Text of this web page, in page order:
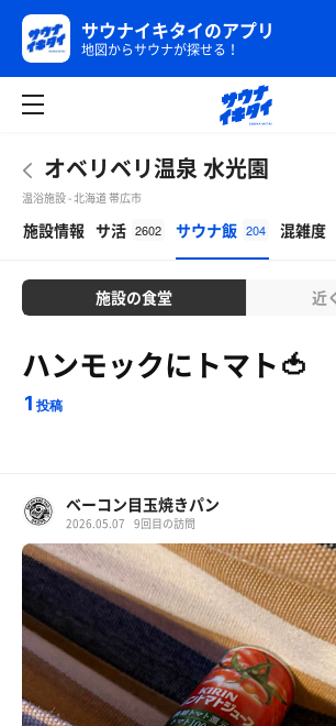
サウナイキタイのアプリ
地図からサウナが探せる！
オベリベリ温泉 水光園
温浴施設 - 北海道 帯広市
施設情報 サ活 2602 サウナ飯 204 混雑度
施設の食堂 近
ハンモックにトマト🍅
1 投稿
ベーコン目玉焼きパン
2026.05.07 9回目の訪問